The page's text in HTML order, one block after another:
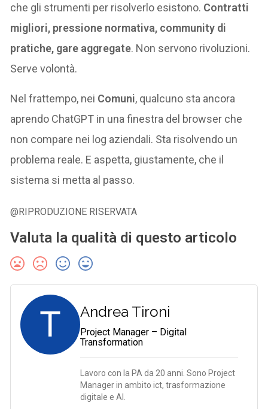
che gli strumenti per risolverlo esistono. Contratti
migliori, pressione normativa, community di
pratiche, gare aggregate. Non servono rivoluzioni.
Serve volontà.
Nel frattempo, nei Comuni, qualcuno sta ancora
aprendo ChatGPT in una finestra del browser che
non compare nei log aziendali. Sta risolvendo un
problema reale. E aspetta, giustamente, che il
sistema si metta al passo.
@RIPRODUZIONE RISERVATA
Valuta la qualità di questo articolo
T Andrea Tironi
Project Manager – Digital
Transformation
Lavoro con la PA da 20 anni. Sono Project
Manager in ambito ict, trasformazione
digitale e AI.